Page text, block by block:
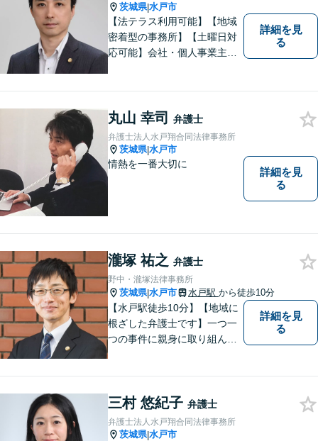
茨城県|水戸市
【法テラス利用可能】【地域
密着型の事務所】【土曜日対
応可能】会社・個人事業主の
済などに対応しております。
お気軽にご相談ください。
詳細を見
る
丸山 幸司 弁護士
弁護士法人水戸翔合同法律事務所
茨城県|水戸市
情熱を一番大切に
詳細を見
る
瀧塚 祐之 弁護士
野中・瀧塚法律事務所
茨城県|水戸市 水戸駅 から徒歩10分
【水戸駅徒歩10分】【地域に
根ざした弁護士です】一つ一
つの事件に親身に取り組んで
把握した上で、正当な権利を
守るために丁寧な対応を致し
ます。
詳細を見
る
三村 悠紀子 弁護士
弁護士法人水戸翔合同法律事務所
茨城県|水戸市